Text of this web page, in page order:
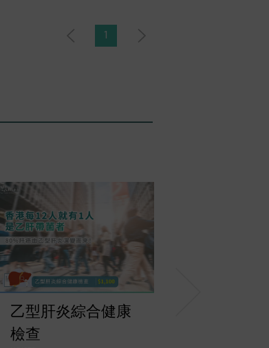
1
乙型肝炎綜合健康
檢查